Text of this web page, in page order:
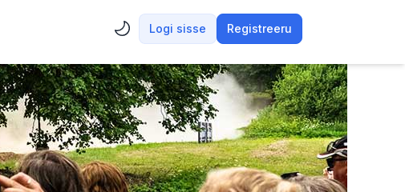
Logi sisse Registreeru